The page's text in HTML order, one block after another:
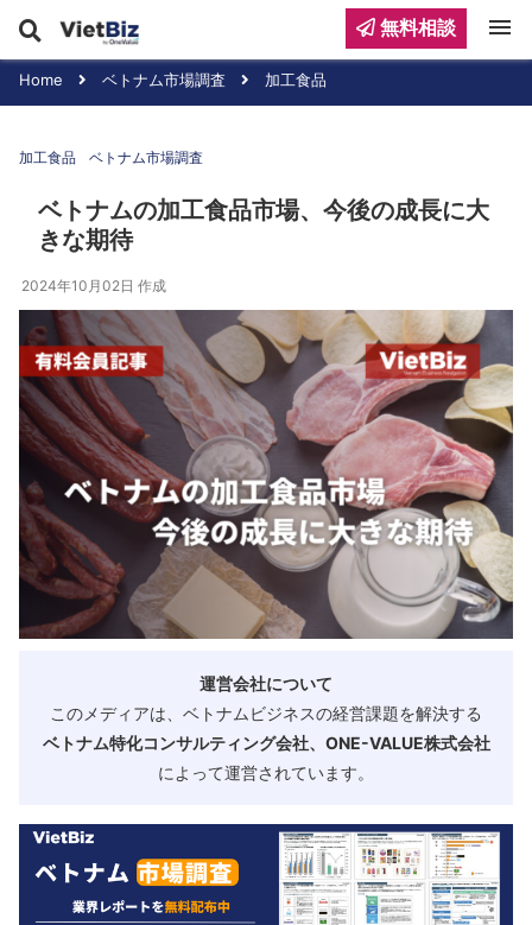
Home ベトナム市場調査 加工食品
加工食品 ベトナム市場調査
ベトナムの加工食品市場、今後の成長に大
きな期待
2024年10月02日 作成
運営会社について
このメディアは、ベトナムビジネスの経営課題を解決する
ベトナム特化コンサルティング会社、ONE-VALUE株式会社
によって運営されています。
無料相談 menu